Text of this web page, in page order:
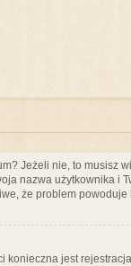
Jeżeli nie, to musisz
nazwa użytkownika i
że problem powoduje
jest